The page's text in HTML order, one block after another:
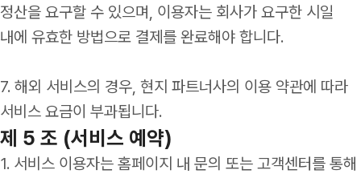
정산을 요구할 수 있으며, 이용자는 회사가 요구한 시일
내에 유효한 방법으로 결제를 완료해야 합니다.
7. 해외 서비스의 경우, 현지 파트너사의 이용 약관에 따라
서비스 요금이 부과됩니다.
제 5 조 (서비스 예약)
1. 서비스 이용자는 홈페이지 내 문의 또는 고객센터를 통해